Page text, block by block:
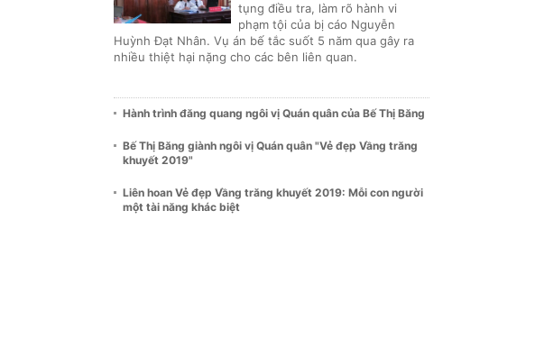
tụng điều tra, làm rõ hành vi
phạm tội của bị cáo Nguyễn
Huỳnh Đạt Nhân. Vụ án bế tắc suốt 5 năm qua gây ra
nhiều thiệt hại nặng cho các bên liên quan.
Hành trình đăng quang ngôi vị Quán quân của Bế Thị Băng
Bế Thị Băng giành ngôi vị Quán quân "Vẻ đẹp Vầng trăng
khuyết 2019"
Liên hoan Vẻ đẹp Vầng trăng khuyết 2019: Mỗi con người
một tài năng khác biệt